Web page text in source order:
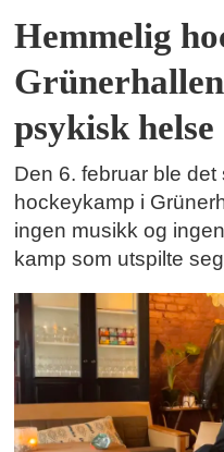
Hemmelig
psykisk helse
Den 6. februar ble det
hockeykamp i
ingen musikk og
kamp som utspilte